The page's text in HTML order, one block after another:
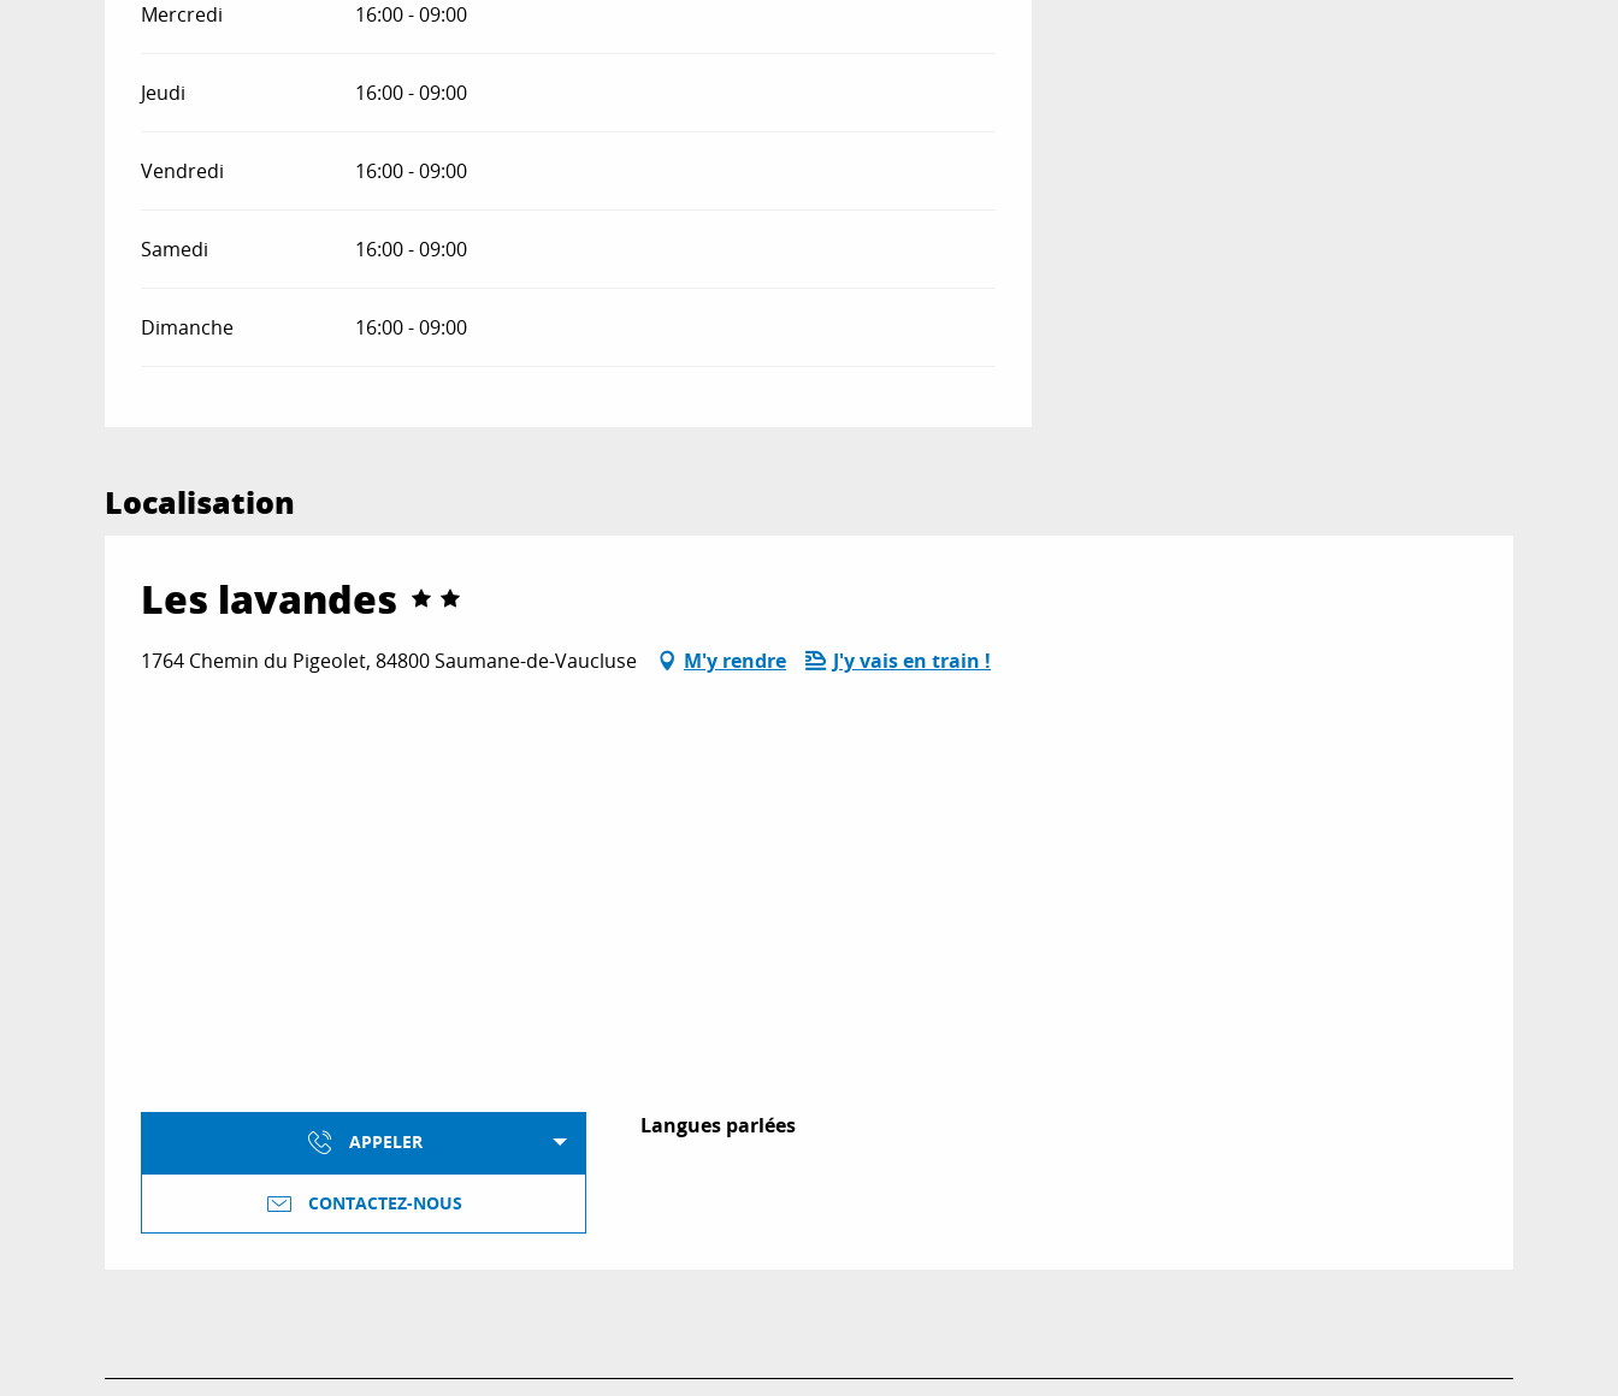
Mercredi 16:00 - 09:00
Jeudi 16:00 - 09:00
Vendredi 16:00 - 09:00
Samedi 16:00 - 09:00
Dimanche 16:00 - 09:00
Localisation
Les lavandes
1764 Chemin du Pigeolet, 84800 Saumane-de-Vaucluse M'y rendre J'y vais en train !
APPELER
CONTACTEZ-NOUS
Langues parlées
Langues parlées